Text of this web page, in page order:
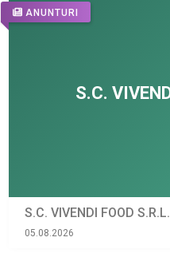
ANUNTURI
S.C. VIVENDI FOOD S.R.L.
05.08.2026